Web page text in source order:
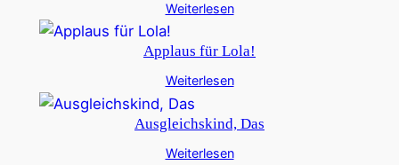
Weiterlesen
Applaus für Lola!
Weiterlesen
Ausgleichskind, Das
Weiterlesen